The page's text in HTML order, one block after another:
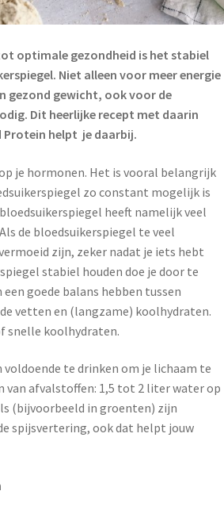
optimale gezondheid is het stabiel
Niet alleen voor meer energie
gezond gewicht, ook voor de
Dit heerlijke recept met daarin
Protein helpt je daarbij.
je hormonen. Het is vooral belangrijk
zo constant mogelijk is
heeft namelijk veel
de bloedsuikerspiegel te veel
zijn, zeker nadat je iets hebt
stabiel houden doe je door te
goede balans hebben tussen
vetten en (langzame) koolhydraten.
snelle koolhydraten.
te drinken om je lichaam te
van afvalstoffen: 1,5 tot 2 liter water op
(bijvoorbeeld in groenten) zijn
spijsvertering, ook dat helpt jouw